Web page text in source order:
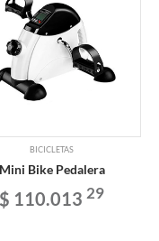
BICICLETAS
Mini Bike Pedalera
$ 110.013 29